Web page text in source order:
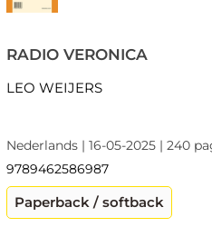
RADIO VERONICA
LEO WEIJERS
Nederlands | 16-05-2025 | 240
9789462586987
Paperback / softback